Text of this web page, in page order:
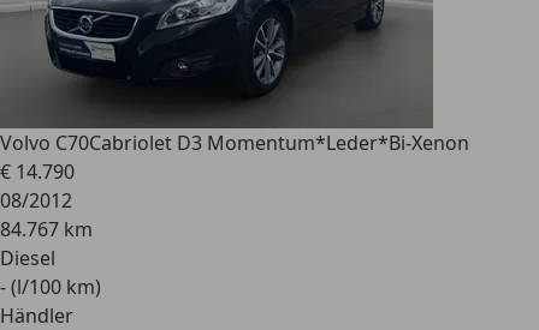
Volvo C70Cabriolet D3 Momentum*Leder*Bi-Xenon
€ 14.790
08/2012
84.767 km
Diesel
- (l/100 km)
Händler